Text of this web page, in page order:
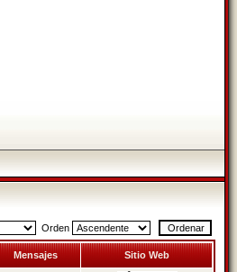
Orden
Mensajes Sitio Web